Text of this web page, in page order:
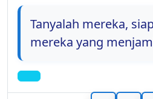
Tanyalah mereka,
mereka yang